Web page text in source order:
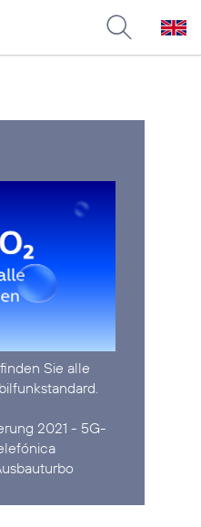
finden Sie alle
2021 - 5G-